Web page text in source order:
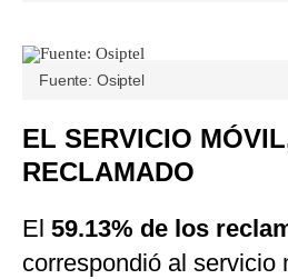
Fuente: Osiptel
EL SERVICIO
RECLAMADO
El 59.13% de los
correspondió al servicio